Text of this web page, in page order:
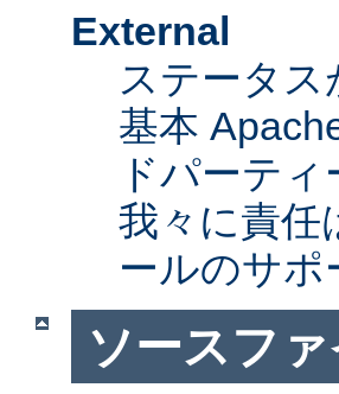
External
ステータ
基本
ドパーテ
我々に責任
ールのサ
ソースフ